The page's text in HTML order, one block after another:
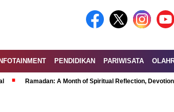
INFOTAINMENT PENDIDIKAN PARIWISATA
Ramadan: A Month of Spiritual Reflection, Devotion, and